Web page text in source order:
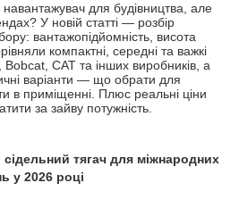
для будівництва, але
У новій статті — розбір
вантажопідйомність, висота
компактні, середні та важкі
CAT та інших виробників, а
варіанти — що обрати для
в приміщенні. Плюс реальні ціни
за зайву потужність.
тягач для міжнародних
у 2026 році